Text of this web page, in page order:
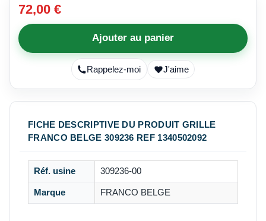
72,00 €
Ajouter au panier
Rappelez-moi J'aime
FICHE DESCRIPTIVE DU PRODUIT GRILLE
FRANCO BELGE 309236 REF 1340502092
Réf. usine 309236-00
Marque FRANCO BELGE